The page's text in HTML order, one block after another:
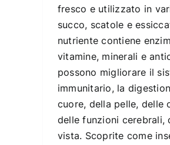
fresco e utilizzato in
succo, scatole e
nutriente contiene
vitamine, minerali e
possono migliorare il
immunitario, la
cuore, della pelle, delle
delle funzioni cerebrali,
vista. Scoprite come